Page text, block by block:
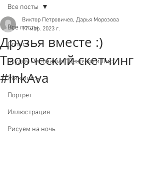
Все посты
Comics
Студия Рисования "Девочки и Лис"
Живопись
Портрет
Иллюстрация
Рисуем на ночь
Все посты
Друзья вместе :)
Творческий скетчинг
#InkAva
Виктор Петровичев, Дарья Морозова
17 мар. 2023 г.